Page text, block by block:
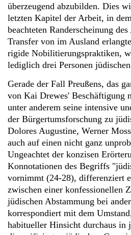
überzeugend abzubilden. Dies
letzten Kapitel der Arbeit, in
beachteten Randerscheinung
Transfer von im Ausland
rigide Nobilitierungspraktiken,
lediglich drei Personen
Gerade der Fall Preußens, das
von Kai Drewes' Beschäftigung
unter anderem seine intensive
der Bürgertumsforschung zu
Dolores Augustine, Werner
auch auf einen nicht ganz
Ungeachtet der konzisen
Konnotationen des Begriffs
vornimmt (24-28), differenziert
zwischen einer konfessionellen
jüdischen Abstammung bei
korrespondiert mit dem
habitueller Hinsicht durchaus in